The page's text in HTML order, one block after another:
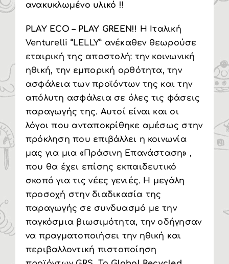
ανακυκλωμένο υλικό !!
PLAY ECO – PLAY GREEN!! Η Ιταλική
Venturelli “LELLY” ανέκαθεν θεωρούσε
εταιρική της αποστολή: την κοινωνική
ηθική, την εμπορική ορθότητα, την
ασφάλεια των προϊόντων της και την
απόλυτη ασφάλεια σε όλες τις φάσεις
παραγωγής της. Αυτοί είναι και οι
λόγοι που ανταποκρίθηκε αμέσως στην
πρόκληση που επιβάλλει η κοινωνία
μας για μια «Πράσινη Επανάσταση» ,
που θα έχει επίσης εκπαιδευτικό
σκοπό για τις νέες γενιές. Η μεγάλη
προσοχή στην διαδικασία της
παραγωγής σε συνδυασμό με την
παγκόσμια βιωσιμότητα, την οδήγησαν
να πραγματοποιήσει την ηθική και
περιβαλλοντική πιστοποίηση